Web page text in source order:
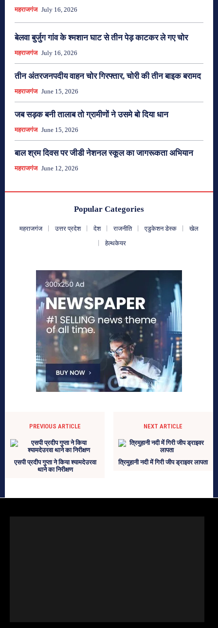
महराजगंज July 16, 2026
बेलवा बुर्जुग गांव के श्मशान घाट से तीन पेड़ काटकर ले गए चोर
महराजगंज July 16, 2026
तीन अंतरजनपदीय वाहन चोर गिरफ्तार, चोरी की तीन बाइक बरामद
महराजगंज June 15, 2026
जब सड़क बनी तालाब तो ग्रामीणों ने उसमे बो दिया धान
महराजगंज June 15, 2026
बाल श्रम दिवस पर जीडी नेशनल स्कूल का जागरूकता अभियान
महराजगंज June 12, 2026
Popular Categories
महराजगंज उत्तर प्रदेश देश राजनीति एडुकेशन डेस्क
खेल
हेल्थकेयर
PREVIOUS ARTICLE
एसपी प्रदीप गुप्ता ने किया श्यामदेउरवा
थाने का निरीक्षण
NEXT ARTICLE
त्रिमुहानी नदी में गिरी जीप ड्राइवर लापता